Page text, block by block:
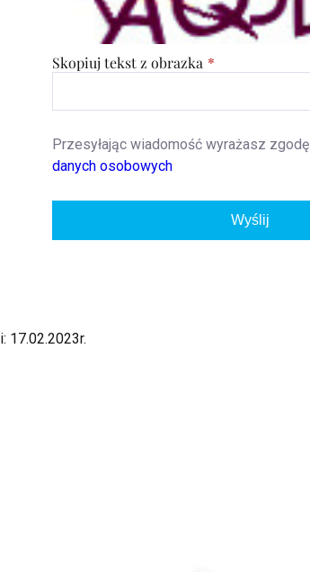
Skopiuj tekst z obrazka
Przesyłając wiadomość wyrażasz zgodę
danych osobowych
Wyślij
17.02.2023r.